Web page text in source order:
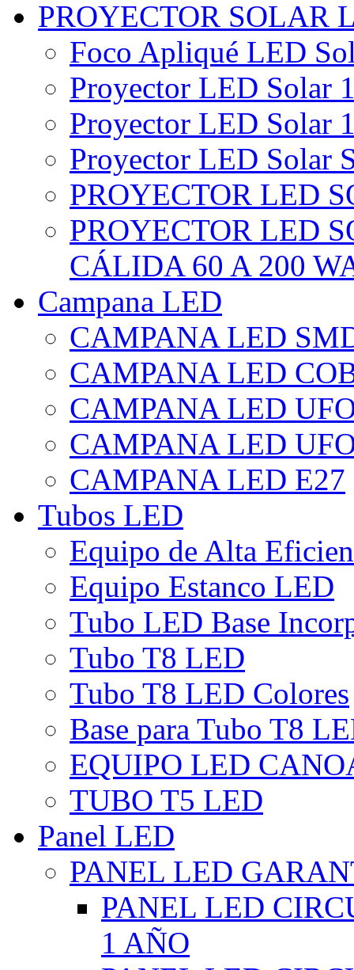
PROYECTOR SOLAR
Foco Apliqué LED
Proyector LED Solar
Proyector LED Solar
Proyector LED Solar
PROYECTOR LED
PROYECTOR LED
CÁLIDA 60 A 200
Campana LED
CAMPANA LED
CAMPANA LED
CAMPANA LED
CAMPANA LED
CAMPANA LED E27
Tubos LED
Equipo de Alta
Equipo Estanco LED
Tubo LED Base
Tubo T8 LED
Tubo T8 LED Colores
Base para Tubo T8
EQUIPO LED
TUBO T5 LED
Panel LED
PANEL LED
PANEL LED
1 AÑO